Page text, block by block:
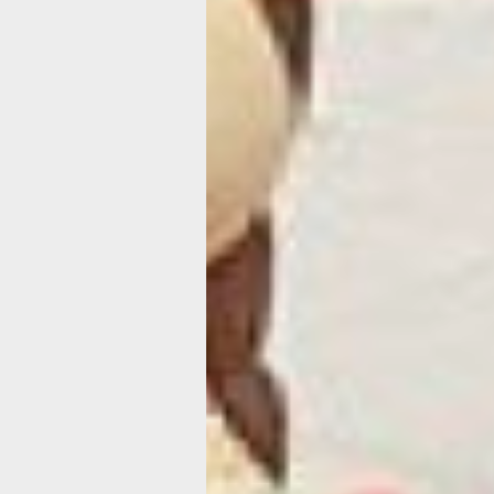
учителя являются представителями
народов – например, нанайка
Но главным наставником и
ребят стала директор центра Ольга
Дальний Восток она переехала с
для музея еще со студенчества. К
удалось сохранить до наших дней.